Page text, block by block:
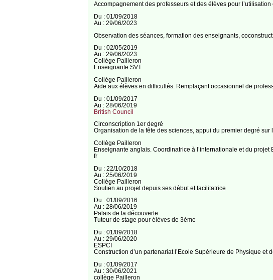
Accompagnement des professeurs et des élèves pour
Du : 01/09/2018
Au : 29/06/2023
Observation des séances, formation des enseignants,
Du : 02/05/2019
Au : 29/06/2023
Collège Pailleron
Enseignante SVT
Collège Pailleron
Aide aux élèves en difficultés. Remplaçant occasionnel de
Du : 01/09/2017
Au : 28/06/2019
British Council
Circonscription 1er degré
Organisation de la fête des sciences, appui du premier degré sur
Collège Pailleron
Enseignante anglais. Coordinatrice à l’internationale et du projet
fr
Du : 22/10/2018
Au : 25/06/2019
Collège Pailleron
Soutien au projet depuis ses début et facilitatrice
Du : 01/09/2016
Au : 28/06/2019
Palais de la découverte
Tuteur de stage pour élèves de 3ème
Du : 01/09/2018
Au : 29/06/2020
ESPCI
Construction d’un partenariat l’Ecole Supérieure de Physique
Du : 01/09/2017
Au : 30/06/2021
collège Pailleron